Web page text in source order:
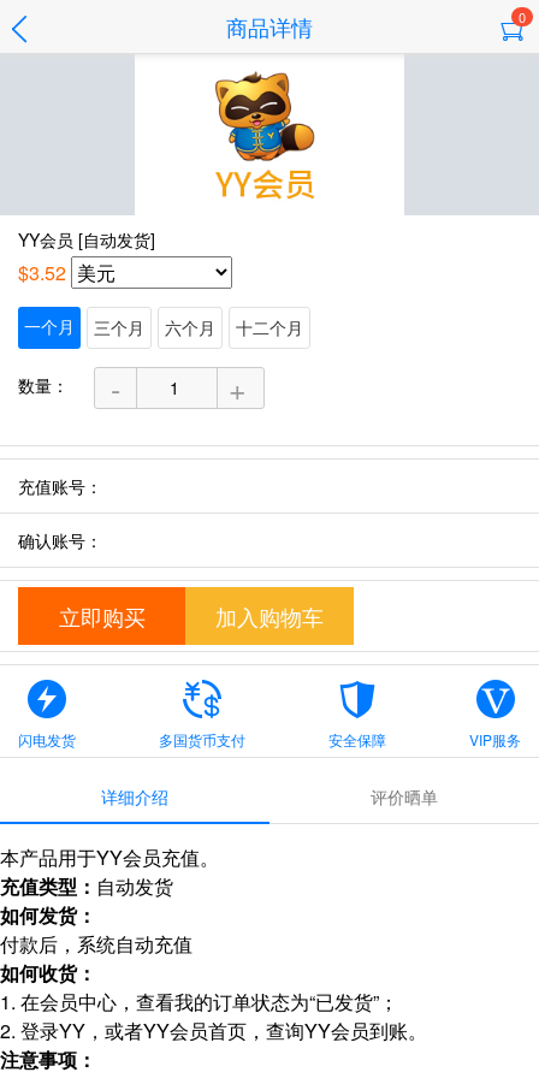
商品详情 0
YY会员 [自动发货]
$3.52
一个月 三个月 六个月 十二个月
数量： - +
充值账号：
确认账号：
立即购买 加入购物车
闪电发货 多国货币支付 安全保障 VIP服务
详细介绍 评价晒单
本产品用于YY会员充值。
充值类型： 自动发货
如何发货：
付款后，系统自动充值
如何收货：
1. 在会员中心，查看我的订单状态为“已发货”；
2. 登录YY，或者YY会员首页，查询YY会员到账。
注意事项：